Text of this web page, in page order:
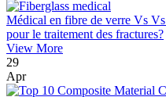
Médical en fibre de verre Vs
pour le traitement des fractures?
View More
29
Apr